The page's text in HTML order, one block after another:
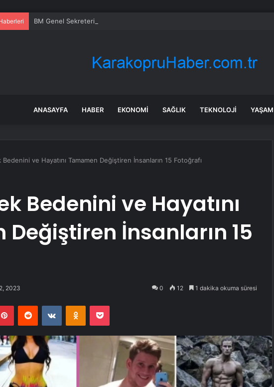
BM Genel Sekreteri Guterres: Kıbrıs’ta barışı dayatamayız, Kıbrıslılar inşa
ANASAYFA HABER EKONOMI SAĞLIK TEKNOLOJI YAŞAM
ve Hayatını Tamamen Değiştiren İnsanların 15 Fotoğrafı
Bedenini ve Hayatını
İnsanların 15
2023 0 12 1 dakika okuma süresi
PinterestReddit VKontakteOdnoklassniki
Pocket